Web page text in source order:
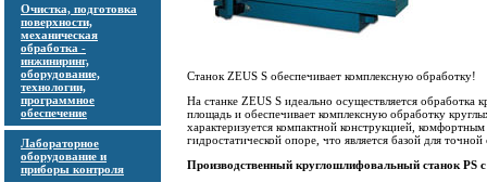
Очистка, подготовка
поверхности,
механическая
обработка -
инжиниринг,
оборудование,
технологии,
программное
обеспечение
Лабораторное
оборудование и
приборы контроля
Станок ZEUS S обеспечивает комплексную обработку!
На станке ZEUS S идеально осуществляется
площадь и обеспечивает комплексную обработку
характеризуется компактной конструкцией,
гидростатической опоре, что является базой для
Производственный круглошлифовальный станок PS